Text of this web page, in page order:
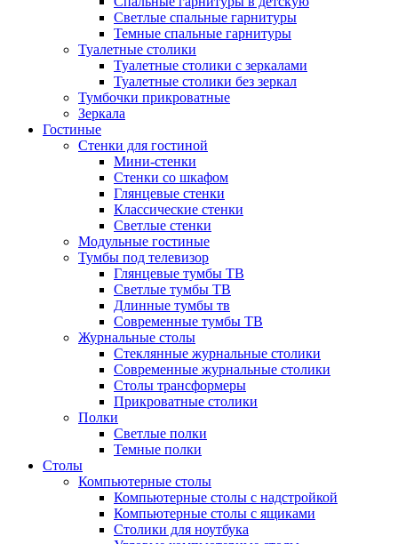
Светлые спальные гарнитуры
Темные спальные гарнитуры
Туалетные столики
Туалетные столики с зеркалами
Туалетные столики без зеркал
Тумбочки прикроватные
Зеркала
Гостиные
Стенки для гостиной
Мини-стенки
Стенки со шкафом
Глянцевые стенки
Классические стенки
Светлые стенки
Модульные гостиные
Тумбы под телевизор
Глянцевые тумбы ТВ
Светлые тумбы ТВ
Длинные тумбы тв
Современные тумбы ТВ
Журнальные столы
Стеклянные журнальные столики
Современные журнальные столики
Столы трансформеры
Прикроватные столики
Полки
Светлые полки
Темные полки
Столы
Компьютерные столы
Компьютерные столы с надстройкой
Компьютерные столы с ящиками
Столики для ноутбука